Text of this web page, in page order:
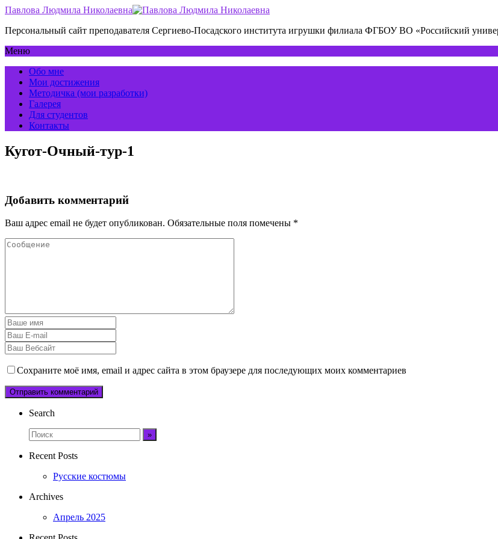
Павлова Людмила Николаевна
Персональный сайт преподавателя Сергиево-Посадского института игрушки филиала ФГБОУ ВО «Российский
Меню
Обо мне
Мои достижения
Методичка (мои разработки)
Галерея
Для студентов
Контакты
Кугот-Очный-тур-1
Добавить комментарий
Ваш адрес email не будет опубликован. Обязательные поля помечены *
Сохраните моё имя, email и адрес сайта в этом браузере для последующих моих комментариев
Search
Recent Posts
Русские костюмы
Archives
Апрель 2025